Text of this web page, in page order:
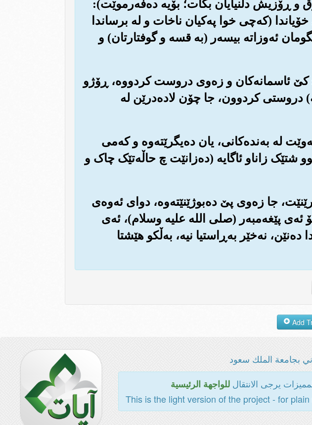
و ڕۆزیش دڵنیایان بکات؛ بۆیه ده‌فه‌رموێت):
(که‌چی خوا په‌کیان ناخات و له برساندا
ئه‌وزاته بیسه‌ر (به قسه و گوفتارتان) و
کێ ئاسمانه‌کان و زه‌وی دروست کردووه‌، ڕۆژو
دروستی کردوون، جا چۆن لاده‌درێن له
له به‌نده‌کانی، یان ده‌یگرێته‌وه و که‌می
شتێک زاناو ئاگایه (ده‌زانێت چ حاڵه‌تێک چاک و
جا زه‌وی پێ ده‌بوژێنێته‌وه‌، دوای ئه‌وه‌ی
ئه‌ی پێغه‌مبه‌ر (صلی الله علیه وسلام)، ئه‌ی
نه‌خێر به‌ڕاستیا نیه‌، به‌ڵکو هێشتا
بجامعة الملك سعود
يرجى الانتقالللواجهة الرئيسية
This is the light version of the project - for